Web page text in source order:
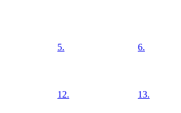
5. 6.
12. 13.